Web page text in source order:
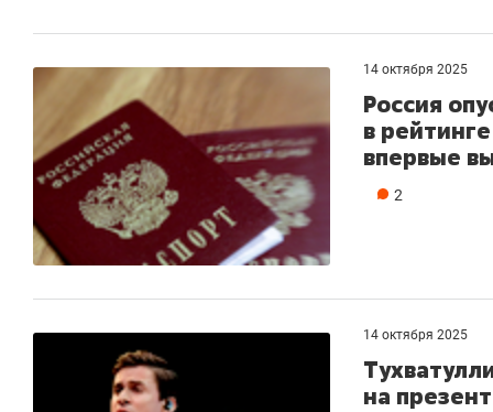
14 октября 2025
Россия
в
впервые
2
14 октября 2025
на